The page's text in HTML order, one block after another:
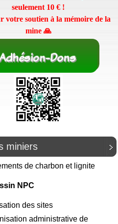
seulement 10 € !
votre soutien à la mémoire de la
mine 🙏
miniers
de charbon et lignite
NPC
des sites
administrative de